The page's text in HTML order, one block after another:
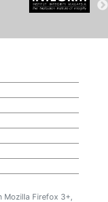
Mozilla Firefox 3+,